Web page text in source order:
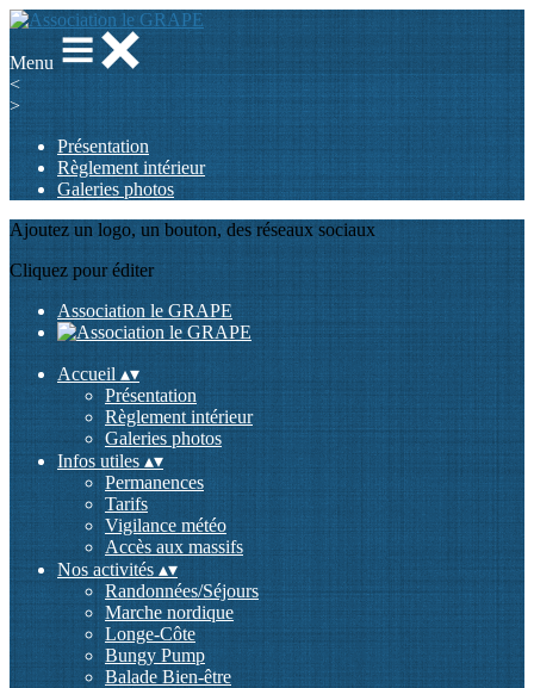
Menu
<
>
Présentation
Règlement intérieur
Galeries photos
Ajoutez un logo, un bouton, des réseaux sociaux
Cliquez pour éditer
Association le GRAPE
Accueil ▴▾
Présentation
Règlement intérieur
Galeries photos
Infos utiles ▴▾
Permanences
Tarifs
Vigilance météo
Accès aux massifs
Nos activités ▴▾
Randonnées/Séjours
Marche nordique
Longe-Côte
Bungy Pump
Balade Bien-être